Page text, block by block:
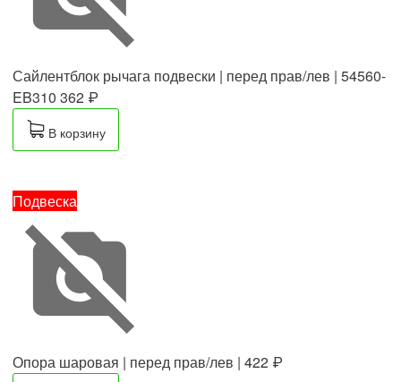
Сайлентблок рычага подвески | перед прав/лев | 54560-
EB310 362 ₽
В корзину
Подвеска
Опора шаровая | перед прав/лев | 422 ₽